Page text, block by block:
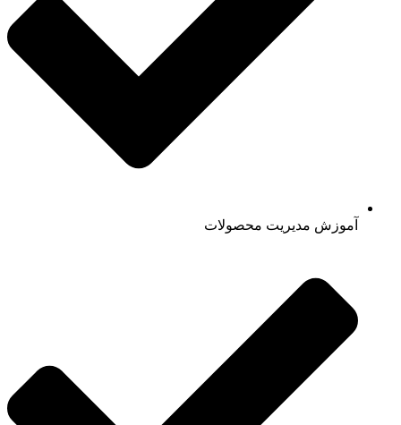
آموزش مدیریت محصولات